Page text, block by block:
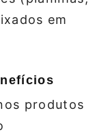
em
produtos